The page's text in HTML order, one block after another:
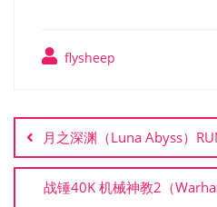
flysheep
章
导
航
月之深渊（Luna Abyss）
战锤40K 机械神教2（